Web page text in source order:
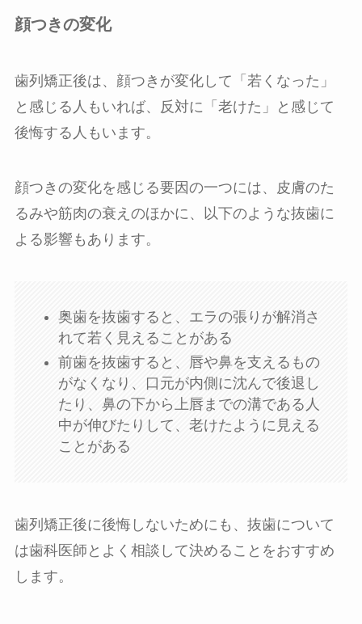
顔つきの変化
歯列矯正後は、顔つきが変化して「若くなった」
と感じる人もいれば、反対に「老けた」と感じて
後悔する人もいます。
顔つきの変化を感じる要因の一つには、皮膚のた
るみや筋肉の衰えのほかに、以下のような抜歯に
よる影響もあります。
奥歯を抜歯すると、エラの張りが解消さ
れて若く見えることがある
前歯を抜歯すると、唇や鼻を支えるもの
がなくなり、口元が内側に沈んで後退し
たり、鼻の下から上唇までの溝である人
中が伸びたりして、老けたように見える
ことがある
歯列矯正後に後悔しないためにも、抜歯について
は歯科医師とよく相談して決めることをおすすめ
します。